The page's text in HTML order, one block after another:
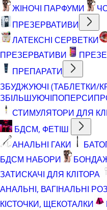
ЖІНОЧІ ПАРФУМИ
ПРЕЗЕРВАТИВИ
ЛАТЕКСНІ СЕРВЕТКИ
ПРЕЗЕРВАТИВИ
ПРЕПАРАТИ
ЗБУДЖУЮЧІ (ТАБЛЕТКИ/
ЗБІЛЬШУЮЧІПОПЕРСИ
СТИМУЛЯТОРИ ДЛЯ
БДСМ, ФЕТІШ
АНАЛЬНІ ГАКИ
БДСМ НАБОРИ
ЗАТИСКАЧІ ДЛЯ КЛІТОРА
АНАЛЬНІ, ВАГІНАЛЬНІ
КІСТОЧКИ, ЩЕКОТАЛКИ